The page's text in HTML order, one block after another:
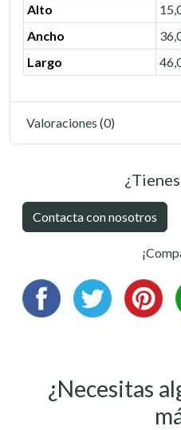
Alto
Ancho
Largo
Valoraciones (0)
Contacta con nosotros
Compartir en Facebook
Compartir en
¿Necesitas